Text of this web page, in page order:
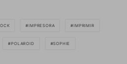
IMPRESORA IMPRIMIR
POLAROID SOPHIE